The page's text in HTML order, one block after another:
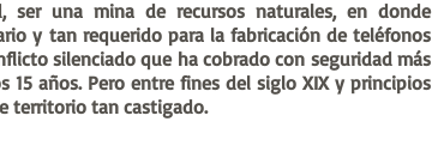
ser una mina de recursos naturales, en donde
y tan requerido para la fabricación de teléfonos
silenciado que ha cobrado con seguridad más
años. Pero entre fines del siglo XIX y principios
territorio tan castigado.